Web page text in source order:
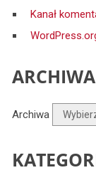
Kanał
ARCHIWA
Archiwa